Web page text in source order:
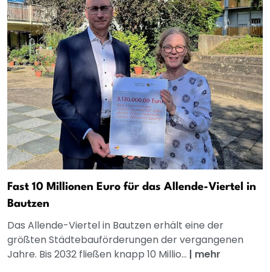
Fast 10 Millionen Euro für das Allende-Viertel in
Bautzen
Das Allende-Viertel in Bautzen erhält eine der
größten Städtebauförderungen der vergangenen
Jahre. Bis 2032 fließen knapp 10 Millio... | mehr